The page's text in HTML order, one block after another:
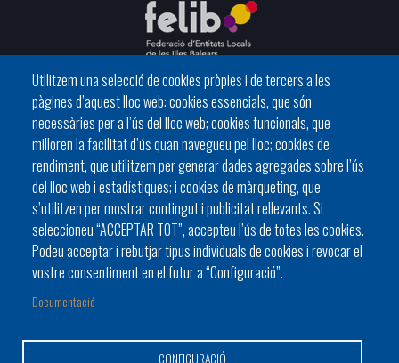
Utilitzem una selecció de cookies pròpies i de tercers a les
pàgines d’aquest lloc web: cookies essencials, que són
necessàries per a l’ús del lloc web; cookies funcionals, que
milloren la facilitat d’ús quan navegueu pel lloc; cookies de
rendiment, que utilitzem per generar dades agregades sobre l’ús
del lloc web i estadístiques; i cookies de màrqueting, que
s’utilitzen per mostrar contingut i publicitat rellevants. Si
seleccioneu “ACCEPTAR TOT”, accepteu l’ús de totes les cookies.
Podeu acceptar i rebutjar tipus individuals de cookies i revocar el
vostre consentiment en el futur a “Configuració”.
Documentació
CONFIGURACIÓ
Footer
1
HISTÒRIA ORGANITZACIÓ
ESTATUTS
C/ del General Riera, 111 07010 Palma
Phone
971 760911 - Fax 971 763102